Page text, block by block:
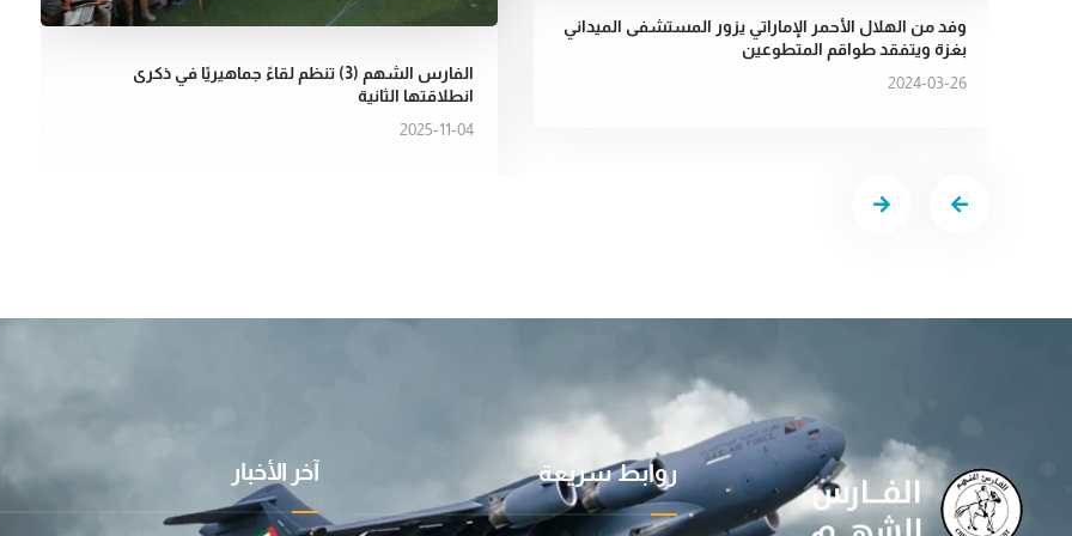
وفد من الهلال الأحمر الإماراتي يزور المستشفى الميداني
بغزة ويتفقد طواقم المتطوعين
2024-03-26
الفارس الشهم (3) تنظم لقاءً جماهيريًا في ذكرى
انطلاقتها الثانية
2025-11-04
روابط سريعة آخر الأخبار